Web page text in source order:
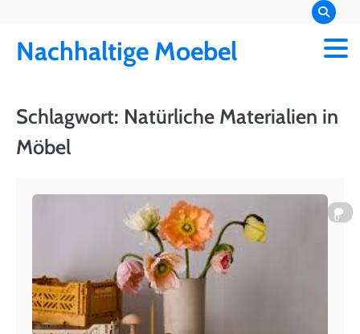
content
Nachhaltige Moebel
Schlagwort: Natürliche Materialien in
Möbel
0